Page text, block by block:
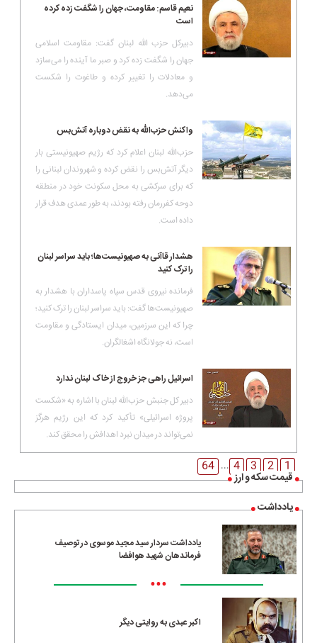
قیمت سکه و ارز
یادداشت
یادداشت سردار سید مجید موسوی در توصیف
فرماندهان شهید هوافضا
•••
اکبر عبدی به روایتی دیگر
نعیم قاسم: مقاومت، جهان را شگفت زده کرده
است
دبیرکل حزب الله لبنان گفت: مقاومت اسلامی
جهان را شگفت زده کرد و صبر ما آینده را می‌سازد
و معادلات را تغییر کرده و طاغوت را شکست
می‌دهد.
واکنش حزب‌الله به نقض دوباره آتش‌بس
حزب‌الله لبنان اعلام کرد که رژیم صهیونیستی بار
دیگر آتش‌بس را نقض کرده و شهروندان لبنانی را
که برای سرکشی به محل سکونت خود در منطقه
دوحه کفررمان رفته بودند، به‌ طور عمدی هدف قرار
داده است.
هشدار قاآنی به صهیونیست‌ها؛ باید سراسر لبنان
را ترک کنید
فرمانده نیروی قدس سپاه پاسداران با هشدار به
صهیونیست‌ها گفت: باید سراسر لبنان را ترک کنید؛
چرا که این سرزمین، میدان ایستادگی و مقاومت
است، نه جولانگاه اشغالگران.
اسرائیل راهی جز خروج از خاک لبنان ندارد
دبیر کل جنبش حزب‌الله لبنان با اشاره به «شکست
پروژه اسرائیلی» تأکید کرد که این رژیم هرگز
نمی‌تواند در میدان نبرد اهدافش را محقق کند.
1
2
3
4
...
64